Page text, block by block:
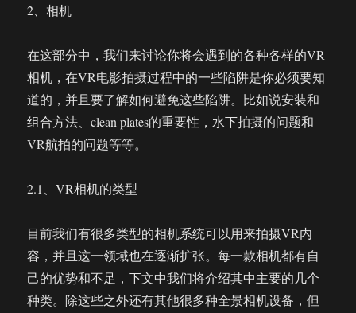
2、相机
在这部分中，我们来讨论你将会遇到的各种各样的VR
相机，在VR电影拍摄过程中的一些陷阱是你必须要知
道的，并且要了解如何避免这些陷阱。比如说安装和
组合方法、clean plates的重要性，水下拍摄的问题和
VR航拍的问题等等。
2.1、VR相机的类型
目前我们有很多类型的相机系统可以用来拍摄VR内
容，并且这一领域也在逐渐扩张。每一款相机都有自
己的优势和不足，下文中我们将介绍其中主要的几个
种类。除这些之外还有其他很多种全景相机设备，但